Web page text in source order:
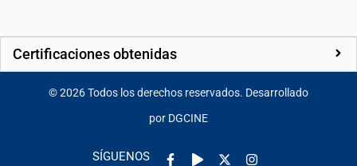
Certificaciones obtenidas
©2026Todos los derechos reservados. Desarrollado
por DGCINE
SÍGUENOS
Facebook-
Play Instagram